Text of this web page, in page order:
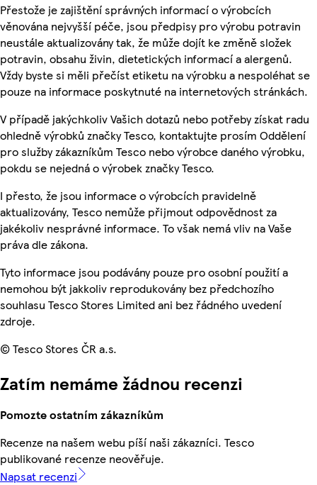
Přestože je zajištění správných informací o výrobcích
věnována nejvyšší péče, jsou předpisy pro výrobu potravin
neustále aktualizovány tak, že může dojít ke změně složek
potravin, obsahu živin, dietetických informací a alergenů.
Vždy byste si měli přečíst etiketu na výrobku a nespoléhat se
pouze na informace poskytnuté na internetových stránkách.
V případě jakýchkoliv Vašich dotazů nebo potřeby získat radu
ohledně výrobků značky Tesco, kontaktujte prosím Oddělení
pro služby zákazníkům Tesco nebo výrobce daného výrobku,
pokdu se nejedná o výrobek značky Tesco.
I přesto, že jsou informace o výrobcích pravidelně
aktualizovány, Tesco nemůže přijmout odpovědnost za
jakékoliv nesprávné informace. To však nemá vliv na Vaše
práva dle zákona.
Tyto informace jsou podávány pouze pro osobní použití a
nemohou být jakkoliv reprodukovány bez předchozího
souhlasu Tesco Stores Limited ani bez řádného uvedení
zdroje.
© Tesco Stores ČR a.s.
Zatím nemáme žádnou recenzi
Pomozte ostatním zákazníkům
Recenze na našem webu píší naši zákazníci. Tesco
publikované recenze neověřuje.
Napsat recenzi